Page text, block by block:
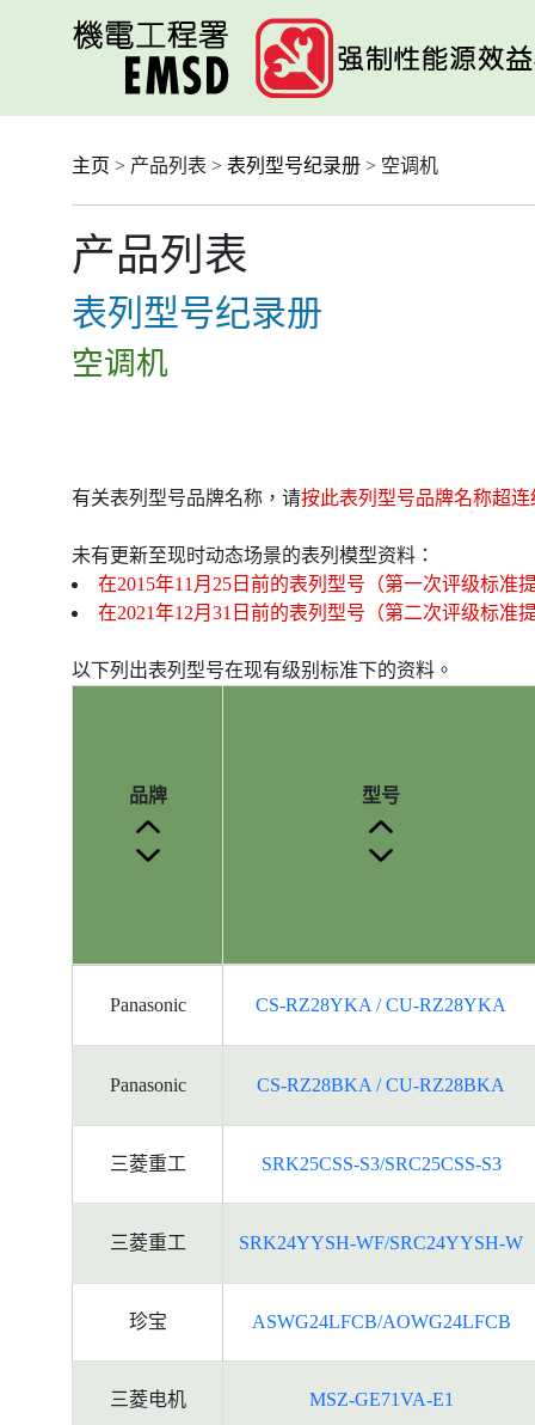
主页 > 产品列表 > 表列型号纪录册 > 空调机
产品列表
表列型号纪录册
空调机
有关表列型号品牌名称，请按此表列型号品牌名称超连
未有更新至现时动态场景的表列模型资料：
在2015年11月25日前的表列型号（第一次评级标准
在2021年12月31日前的表列型号（第二次评级标准
以下列出表列型号在现有级别标准下的资料。
签
品牌 型号
Panasonic CS-RZ28YKA / CU-RZ28YKA
Panasonic CS-RZ28BKA / CU-RZ28BKA
三菱重工 SRK25CSS-S3/SRC25CSS-S3
三菱重工 SRK24YYSH-WF/SRC24YYSH-W
珍宝 ASWG24LFCB/AOWG24LFCB
三菱电机 MSZ-GE71VA-E1